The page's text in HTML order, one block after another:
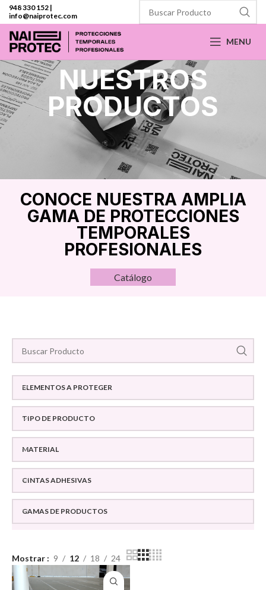
948 330 152 |
info@naiprotec.com
MENU
NUESTROS
PRODUCTOS
CONOCE NUESTRA AMPLIA
GAMA DE PROTECCIONES
TEMPORALES
PROFESIONALES
Catálogo
ELEMENTOS A PROTEGER
TIPO DE PRODUCTO
MATERIAL
CINTAS ADHESIVAS
GAMAS DE PRODUCTOS
Mostrar 9 12 18 24